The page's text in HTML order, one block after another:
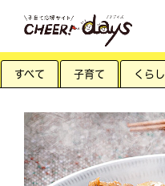
すべて 子育て くらし